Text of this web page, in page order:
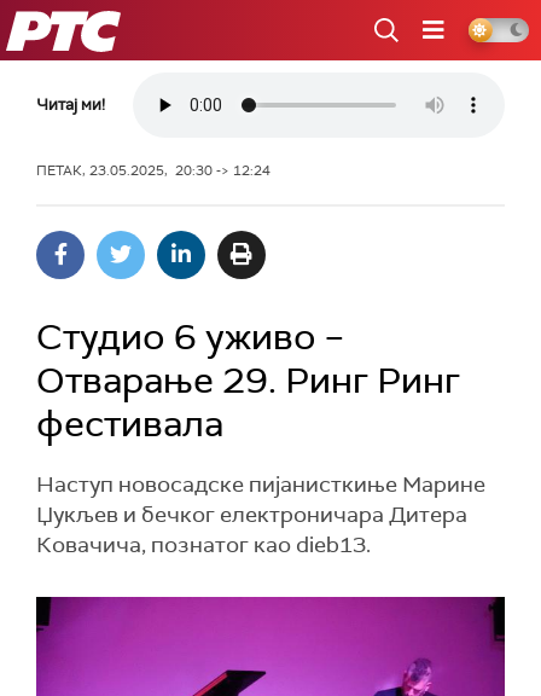
РТС
Читај ми!
ПЕТАК, 23.05.2025, 20:30 -> 12:24
Студио 6 уживо –
Отварање 29. Ринг Ринг
фестивала
Наступ новосадске пијанисткиње Марине
Џукљев и бечког електроничара Дитера
Ковачича, познатог као dieb13.